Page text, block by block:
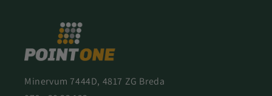
Minervum 7444D, 4817 ZG Breda